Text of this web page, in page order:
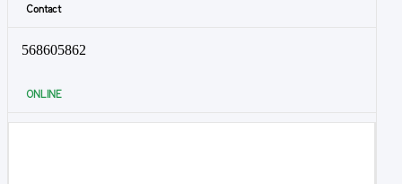
Contact
568605862
ONLINE